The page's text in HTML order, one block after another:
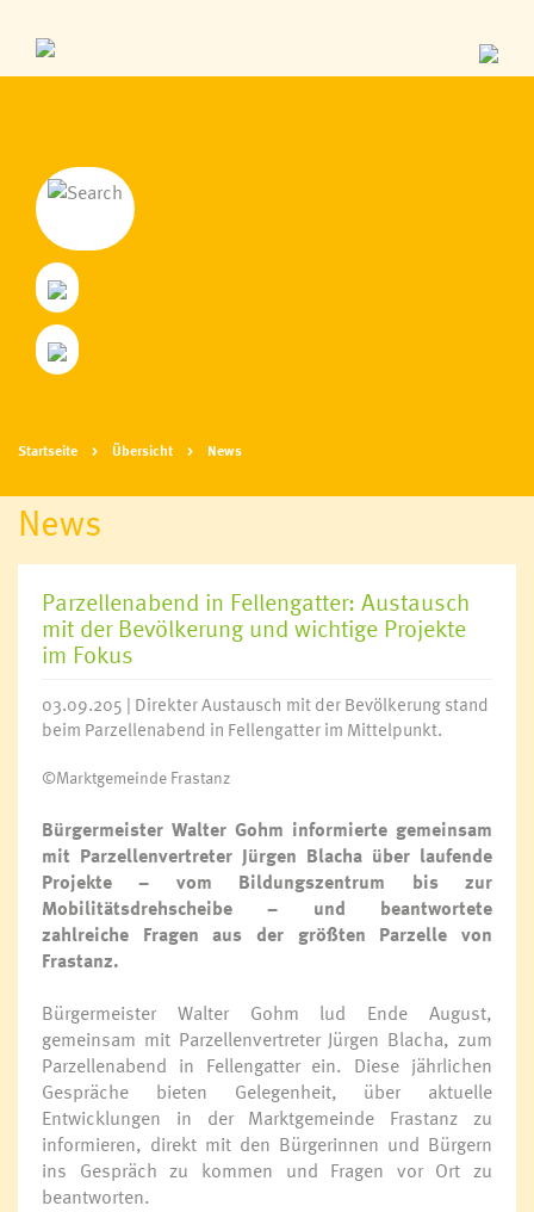
Startseite Übersicht News
News
Parzellenabend in Fellengatter: Austausch
mit der Bevölkerung und wichtige Projekte
im Fokus
03.09.205 | Direkter Austausch mit der Bevölkerung stand
beim Parzellenabend in Fellengatter im Mittelpunkt.
©Marktgemeinde Frastanz
Bürgermeister Walter Gohm informierte gemeinsam
mit Parzellenvertreter Jürgen Blacha über laufende
Projekte – vom Bildungszentrum bis zur
Mobilitätsdrehscheibe – und beantwortete
zahlreiche Fragen aus der größten Parzelle von
Frastanz.
Bürgermeister Walter Gohm lud Ende August,
gemeinsam mit Parzellenvertreter Jürgen Blacha, zum
Parzellenabend in Fellengatter ein. Diese jährlichen
Gespräche bieten Gelegenheit, über aktuelle
Entwicklungen in der Marktgemeinde Frastanz zu
informieren, direkt mit den Bürgerinnen und Bürgern
ins Gespräch zu kommen und Fragen vor Ort zu
beantworten.